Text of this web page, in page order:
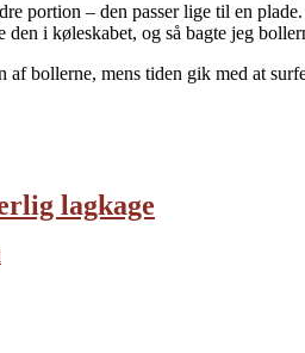
portion – den passer lige til en
den i køleskabet, og så bagte jeg
af bollerne, mens tiden gik med at
lagkage